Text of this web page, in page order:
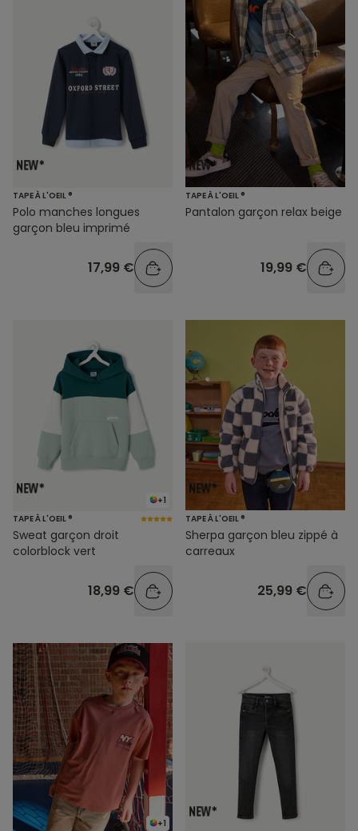
TAPE À L'OEIL ®
Polo manches longues
garçon bleu imprimé
17,99 €
TAPE À L'OEIL ®
Pantalon garçon relax beige
19,99 €
+1
TAPE À L'OEIL ®
Sweat garçon droit
colorblock vert
18,99 €
TAPE À L'OEIL ®
Sherpa garçon bleu zippé à
carreaux
25,99 €
+1